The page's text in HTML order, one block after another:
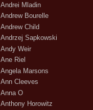
Andrei Mladin
Andrew Bourelle
Andrew Child
Andrzej Sapkowski
Andy Weir
Ane Riel
Angela Marsons
Ann Cleeves
Anna O
Anthony Horowitz